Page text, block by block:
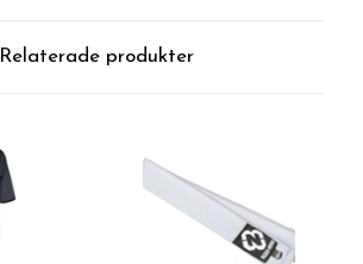
Relaterade produkter